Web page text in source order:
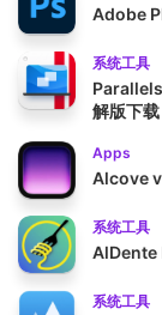
Adobe
系统工具
解版下载
Apps
Alcove
系统工具
AlDente
系统工具